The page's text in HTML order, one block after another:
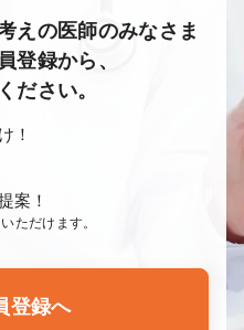
えの医師のみなさま
登録から、
ださい。
！
案！
ただけます。
登録へ